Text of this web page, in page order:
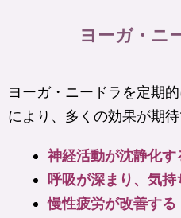
ヨーガ・ニ
ヨーガ・ニードラを定期
により、多くの効果が期待
神経活動が沈静化
呼吸が深まり、気持
慢性疲労が改善する